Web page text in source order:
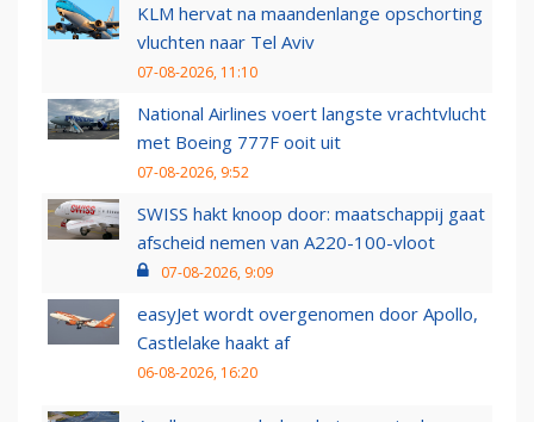
KLM hervat na maandenlange opschorting
vluchten naar Tel Aviv
07-08-2026, 11:10
National Airlines voert langste vrachtvlucht
met Boeing 777F ooit uit
07-08-2026, 9:52
SWISS hakt knoop door: maatschappij gaat
afscheid nemen van A220-100-vloot
07-08-2026, 9:09
easyJet wordt overgenomen door Apollo,
Castlelake haakt af
06-08-2026, 16:20